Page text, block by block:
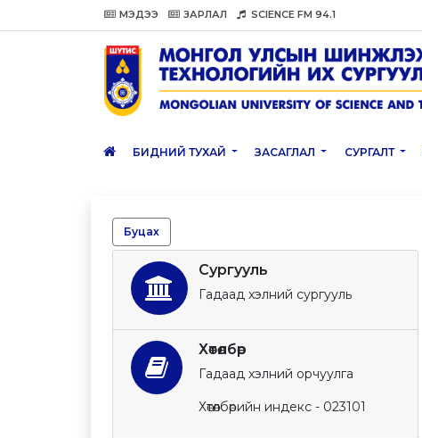
МЭДЭЭ ЗАРЛАЛ SCIENCE FM 94.1
БИДНИЙ ТУХАЙ ЗАСАГЛАЛ СУРГАЛТ
Буцах
Сургууль
Гадаад хэлний сургууль
Хөтөлбөр
Гадаад хэлний орчуулга
Хөтөлбөрийн индекс - 023101